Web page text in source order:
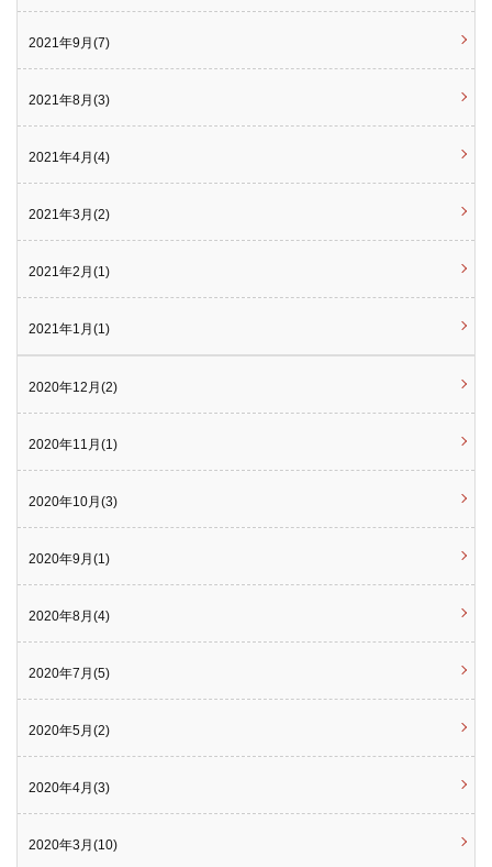
2021年9月(7)
2021年8月(3)
2021年4月(4)
2021年3月(2)
2021年2月(1)
2021年1月(1)
2020年12月(2)
2020年11月(1)
2020年10月(3)
2020年9月(1)
2020年8月(4)
2020年7月(5)
2020年5月(2)
2020年4月(3)
2020年3月(10)